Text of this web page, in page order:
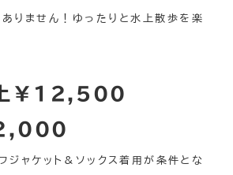
りません！ゆったりと水上散歩を楽
￥12,500
2,000
ジャケット＆ソックス着用が条件とな